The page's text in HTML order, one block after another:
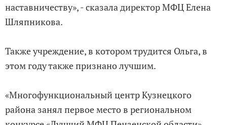
наставничеству», - сказала директор МФЦ Елена
Шляпникова.
Также учреждение, в котором трудится Ольга, в
этом году также признано лучшим.
«Многофункциональный центр Кузнецкого
района занял первое место в региональном